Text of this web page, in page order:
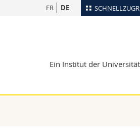
Bibliotheken
FR DE
Ein Institut der